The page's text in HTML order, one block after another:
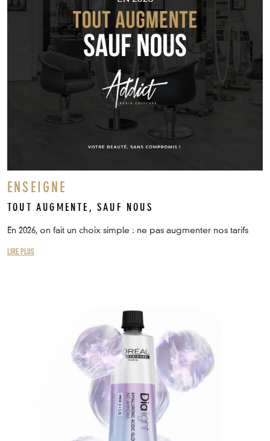
ENSEIGNE
TOUT AUGMENTE, SAUF NOUS
En 2026, on fait un choix simple : ne pas augmenter nos tarifs
LIRE PLUS